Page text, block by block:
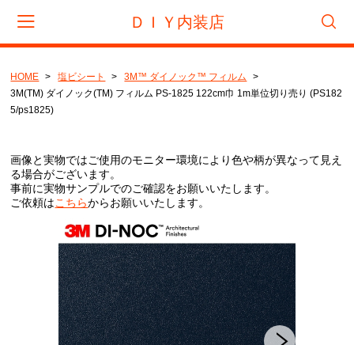
ＤＩＹ内装店
フロアタイル
サンゲツ
タジマ
置き敷きビニル床タイル
サンゲツ
リフォームタイル
HOME 塩ビシート
3M™ ダイノック™ フィルム
3M(TM) ダイノック(TM) フィルム PS-1825 122cm巾 1m単位切り売り (PS182
5/ps1825)
画像と実物ではご使用のモニター環境により色や柄が異なって見え
る場合がございます。
事前に実物サンプルでのご確認をお願いいたします。
ご依頼はこちらからお願いいたします。